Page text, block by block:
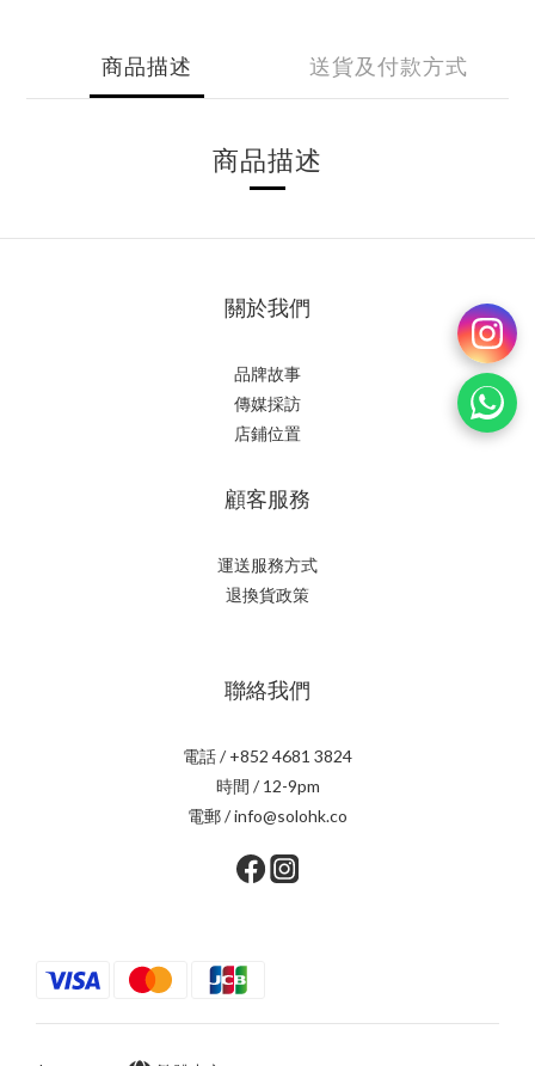
商品描述 送貨及付款方式
商品描述
關於我們
品牌故事
傳媒採訪
店鋪位置
顧客服務
運送服務方式
退換貨政策
聯絡我們
電話 / +852 4681 3824
時間 / 12-9pm
電郵 / info@solohk.co